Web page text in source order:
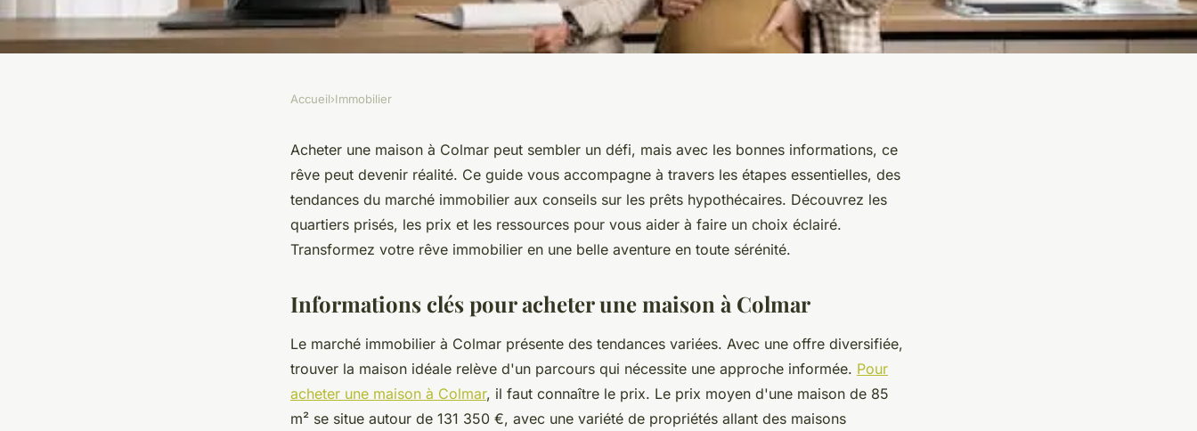
Votre rêve immobilier : comment
acheter une maison à Colmar ?
Accueil›Immobilier
Acheter une maison à Colmar peut sembler un défi, mais avec les bonnes informations, ce
rêve peut devenir réalité. Ce guide vous accompagne à travers les étapes essentielles, des
tendances du marché immobilier aux conseils sur les prêts hypothécaires. Découvrez les
quartiers prisés, les prix et les ressources pour vous aider à faire un choix éclairé.
Transformez votre rêve immobilier en une belle aventure en toute sérénité.
Informations clés pour acheter une maison à Colmar
Le marché immobilier à Colmar présente des tendances variées. Avec une offre diversifiée,
trouver la maison idéale relève d'un parcours qui nécessite une approche informée. Pour
acheter une maison à Colmar, il faut connaître le prix. Le prix moyen d'une maison de 85
m² se situe autour de 131 350 €, avec une variété de propriétés allant des maisons